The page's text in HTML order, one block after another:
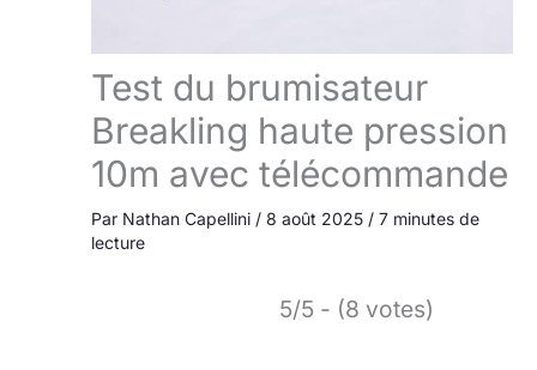
Test du brumisateur
Breakling haute pression
10m avec télécommande
Par Nathan Capellini / 8 août 2025 / 7 minutes de
lecture
5/5 - (8 votes)